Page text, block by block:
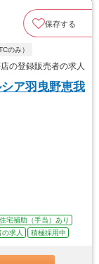
保存する
のみ）
の登録販売者の求人
ア羽曳野恵我
住宅補助（手当）あり
求人 積極採用中